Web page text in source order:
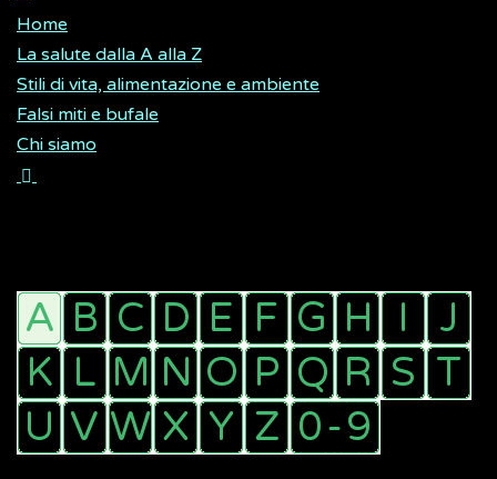
Home
La salute dalla A alla Z
Stili di vita, alimentazione e ambiente
Falsi miti e bufale
Chi siamo